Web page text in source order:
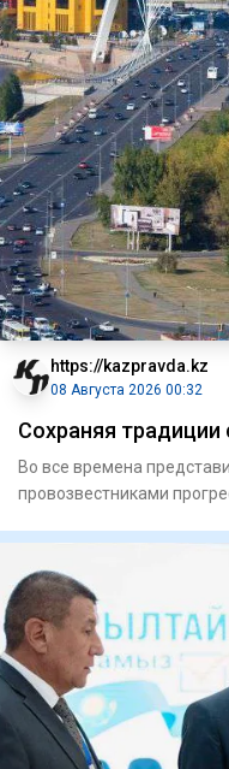
https://kazpravda.kz
08 Августа 2026 00:32
Сохраняя традиции
Во все времена
провозвестниками